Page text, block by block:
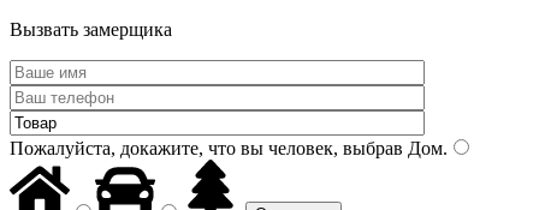
Вызвать замерщика
Пожалуйста, докажите, что вы человек, выбрав Дом.